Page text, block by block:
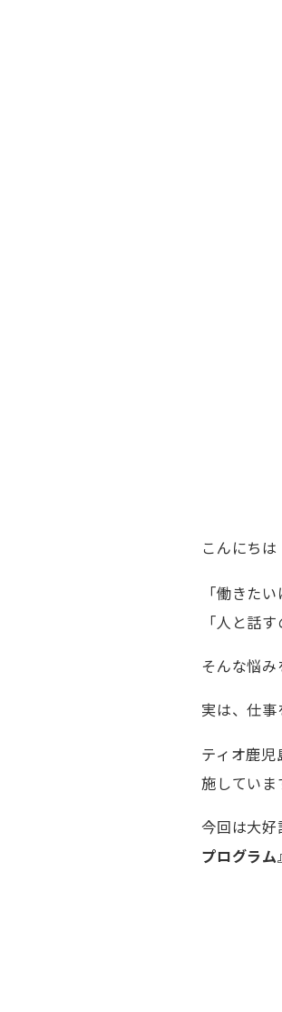
こんにちは
「働きた
「人と話
そんな悩み
実は、仕
ティオ鹿
施していま
今回は大
プログラム』